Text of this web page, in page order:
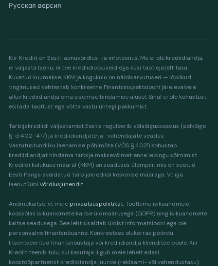
Русская версия
Kiir Krediit on Eesti laenuvõrdlus- ja infoteenus. Me ei ole krediidiandja,
ei väljasta laenu, ei tee krediidiotsuseid ega küsi taotlejatelt tasu.
Kuvatud kuumakse, KKM ja kogukulu on näidisarvutused — lõplikud
tingimused kehtestab konkreetne Finantsinspektsiooni järelevalvele
alluv krediidiandja oma sisemise hindamise alusel. Sinul ei ole kohustust
esitada taotlust ega võtta vastu ühtegi pakkumist.
Tarbijakrediidi väljastamist Eestis reguleerib võlaõigusseadus (eelkõige
§-d 402–417) ja krediidiandjate ja -vahendajate seadus.
Vastutustundliku laenamise põhimõte (VÕS § 403¹) kohustab
krediidiandjat hindama tarbija maksevõimet enne lepingu sõlmimist.
Krediidi kulukuse määral (KKM) on seaduses ülempiir, mis on seotud
Eesti Panga avaldatud tarbijakrediidi keskmise määraga. Vt iga
laenutüübi võrdlusjuhendit.
Andmekaitse: vt meie privaatsuspoliitikat. Töötleme isikuandmeid
kooskõlas isikuandmete kaitse üldmäärusega (GDPR) ning isikuandmete
kaitse seadusega. See leht sisaldab üldist informatsiooni ega ole
personaalne finantsnõuanne. Konkreetses olukorras pöördu
litsentseeritud finantsnõustaja või krediidiandja klienditoe poole. Kiir
Krediit teenib tulu, kui kasutaja liigub meie lehelt edasi
koostööpartnerist krediidiandja juurde (reklaami- või vahendustasu).